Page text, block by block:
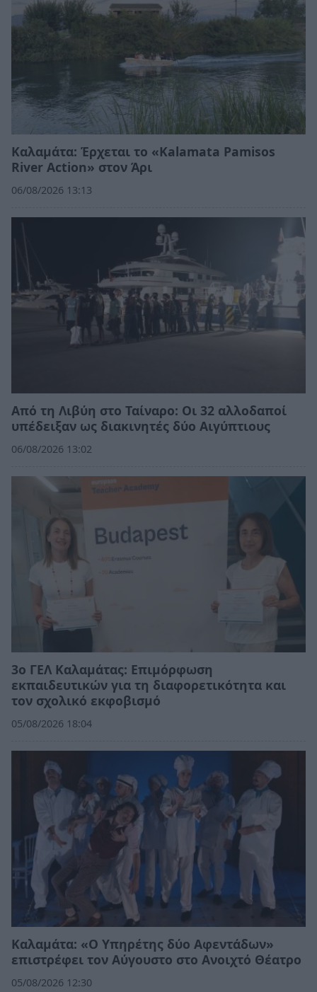
Καλαμάτα: Έρχεται το «Kalamata Pamisos
River Action» στον Άρι
06/08/2026 13:13
Από τη Λιβύη στο Ταίναρο: Οι 32 αλλοδαποί
υπέδειξαν ως διακινητές δύο Αιγύπτιους
06/08/2026 13:02
3ο ΓΕΛ Καλαμάτας: Επιμόρφωση
εκπαιδευτικών για τη διαφορετικότητα και
τον σχολικό εκφοβισμό
05/08/2026 18:04
Καλαμάτα: «Ο Υπηρέτης δύο Αφεντάδων»
επιστρέφει τον Αύγουστο στο Ανοιχτό Θέατρο
05/08/2026 12:30